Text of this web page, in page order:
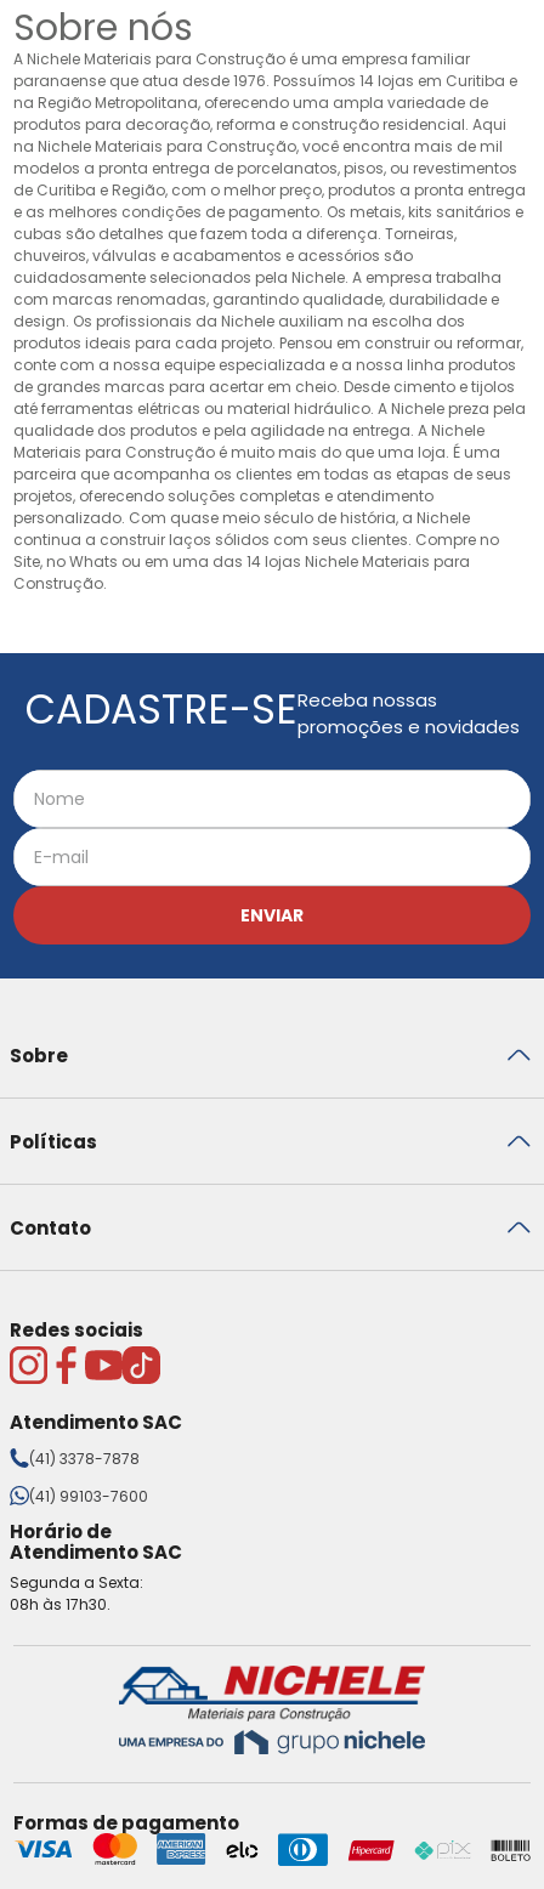
Sobre nós
A Nichele Materiais para Construção é uma empresa familiar
paranaense que atua desde 1976. Possuímos 14 lojas em Curitiba e
na Região Metropolitana, oferecendo uma ampla variedade de
produtos para decoração, reforma e construção residencial. Aqui
na Nichele Materiais para Construção, você encontra mais de mil
modelos a pronta entrega de porcelanatos, pisos, ou revestimentos
de Curitiba e Região, com o melhor preço, produtos a pronta entrega
e as melhores condições de pagamento. Os metais, kits sanitários e
cubas são detalhes que fazem toda a diferença. Torneiras,
chuveiros, válvulas e acabamentos e acessórios são
cuidadosamente selecionados pela Nichele. A empresa trabalha
com marcas renomadas, garantindo qualidade, durabilidade e
design. Os profissionais da Nichele auxiliam na escolha dos
produtos ideais para cada projeto. Pensou em construir ou reformar,
conte com a nossa equipe especializada e a nossa linha produtos
de grandes marcas para acertar em cheio. Desde cimento e tijolos
até ferramentas elétricas ou material hidráulico. A Nichele preza pela
qualidade dos produtos e pela agilidade na entrega. A Nichele
Materiais para Construção é muito mais do que uma loja. É uma
parceira que acompanha os clientes em todas as etapas de seus
projetos, oferecendo soluções completas e atendimento
personalizado. Com quase meio século de história, a Nichele
continua a construir laços sólidos com seus clientes. Compre no
Site, no Whats ou em uma das 14 lojas Nichele Materiais para
Construção.
CADASTRE-SEReceba nossas
promoções e novidades
ENVIAR
Sobre
Políticas
Contato
Redes sociais
Atendimento SAC
(41) 3378-7878
(41) 99103-7600
Horário de
Atendimento SAC
Segunda a Sexta:
08h às 17h30.
Formas de pagamento